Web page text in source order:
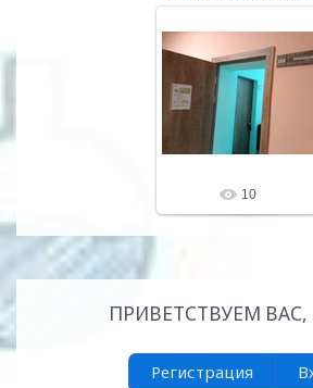
15.05.26
ibrschool2
10
ПРИВЕТСТВУЕМ ВАС,
Регистрация